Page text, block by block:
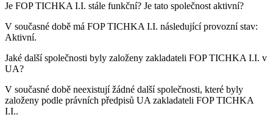
Je FOP TICHKA I.I. stále funkční? Je tato společnost aktivní?
V současné době má FOP TICHKA I.I. následující provozní stav:
Aktivní.
Jaké další společnosti byly založeny zakladateli FOP TICHKA I.I. v
UA?
V současné době neexistují žádné další společnosti, které byly
založeny podle právních předpisů UA zakladateli FOP TICHKA
I.I..